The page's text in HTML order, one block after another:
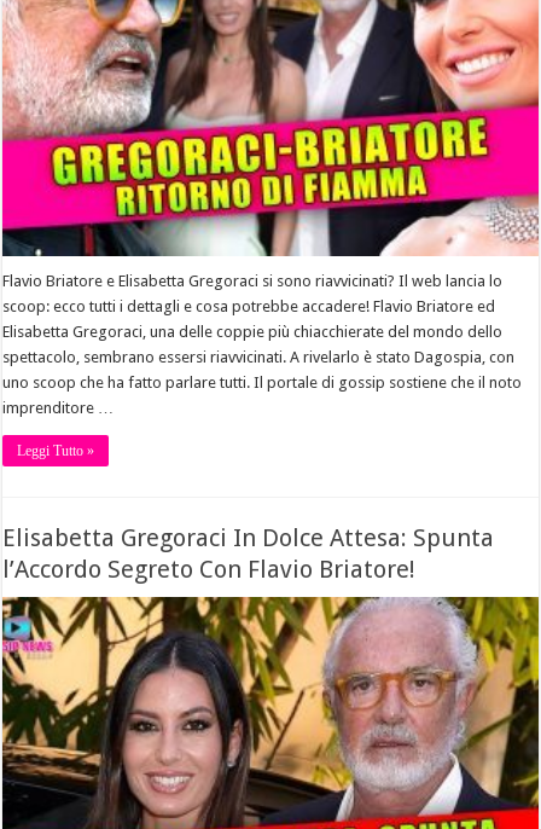
Flavio Briatore e Elisabetta Gregoraci si sono riavvicinati? Il web lancia lo
scoop: ecco tutti i dettagli e cosa potrebbe accadere! Flavio Briatore ed
Elisabetta Gregoraci, una delle coppie più chiacchierate del mondo dello
spettacolo, sembrano essersi riavvicinati. A rivelarlo è stato Dagospia, con
uno scoop che ha fatto parlare tutti. Il portale di gossip sostiene che il noto
imprenditore …
Leggi Tutto »
Elisabetta Gregoraci In Dolce Attesa: Spunta
l’Accordo Segreto Con Flavio Briatore!